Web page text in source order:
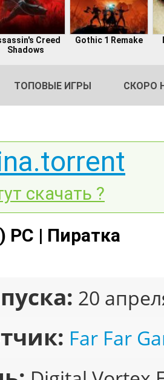
Creed
Shadows
Gothic 1 Remake
ТОПОВЫЕ ИГРЫ СКОРО
скачать ?
PC | Пиратка
20
Far Far